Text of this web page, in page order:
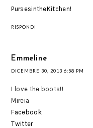
PursesintheKitchen!
RISPONDI
Emmeline
DICEMBRE 30, 2013 6:58 PM
I love the boots!!
Mireia
Facebook
Twitter